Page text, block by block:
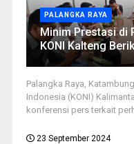
PALANGKA RAYA
Minim Prestasi di
KONI Kalteng
Palangka Raya,
Indonesia (KONI)
konferensi pers terkait
23 September 2024